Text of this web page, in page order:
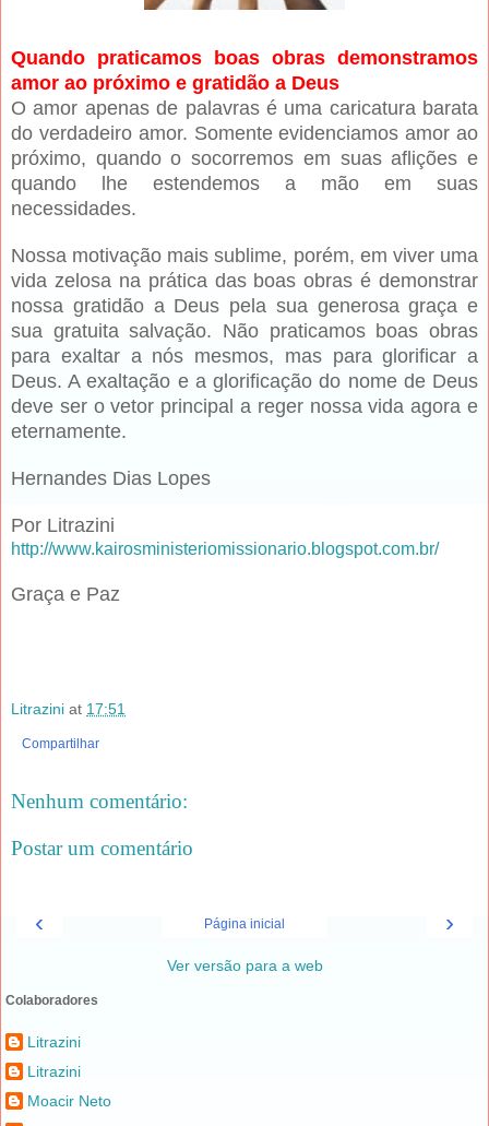
Quando praticamos boas obras demonstramos
amor ao próximo e gratidão a Deus
O amor apenas de palavras é uma caricatura barata
do verdadeiro amor. Somente evidenciamos amor ao
próximo, quando o socorremos em suas aflições e
quando lhe estendemos a mão em suas
necessidades.
Nossa motivação mais sublime, porém, em viver uma
vida zelosa na prática das boas obras é demonstrar
nossa gratidão a Deus pela sua generosa graça e
sua gratuita salvação. Não praticamos boas obras
para exaltar a nós mesmos, mas para glorificar a
Deus. A exaltação e a glorificação do nome de Deus
deve ser o vetor principal a reger nossa vida agora e
eternamente.
Hernandes Dias Lopes
Por Litrazini
http://www.kairosministeriomissionario.blogspot.com.br/
Graça e Paz
Litrazini at 17:51
Compartilhar
Nenhum comentário:
Postar um comentário
‹ ›
Página inicial
Ver versão para a web
Colaboradores
Litrazini
Litrazini
Moacir Neto